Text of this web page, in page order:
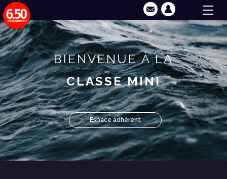
BIENVENUE À LA
CLASSE MINI
Espace adhérent